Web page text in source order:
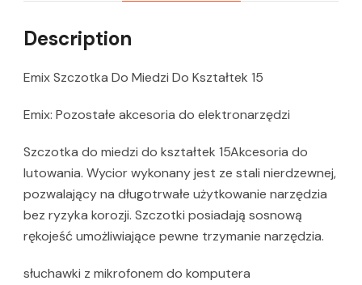
Description
Emix Szczotka Do Miedzi Do Kształtek 15
Emix: Pozostałe akcesoria do elektronarzędzi
Szczotka do miedzi do kształtek 15Akcesoria do
lutowania. Wycior wykonany jest ze stali nierdzewnej,
pozwalający na długotrwałe użytkowanie narzędzia
bez ryzyka korozji. Szczotki posiadają sosnową
rękojeść umożliwiające pewne trzymanie narzędzia.
słuchawki z mikrofonem do komputera